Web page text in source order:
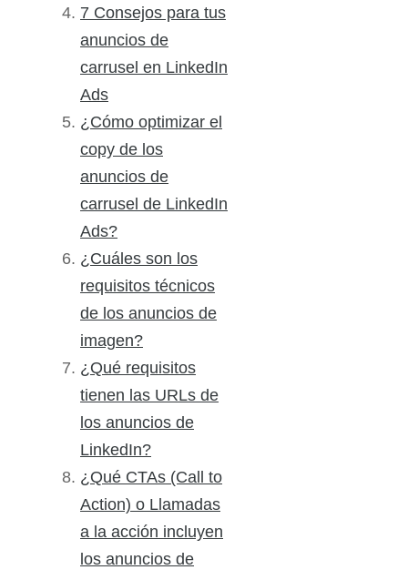
7 Consejos para tus
anuncios de
carrusel en LinkedIn
Ads
¿Cómo optimizar el
copy de los
anuncios de
carrusel de LinkedIn
Ads?
¿Cuáles son los
requisitos técnicos
de los anuncios de
imagen?
¿Qué requisitos
tienen las URLs de
los anuncios de
LinkedIn?
¿Qué CTAs (Call to
Action) o Llamadas
a la acción incluyen
los anuncios de